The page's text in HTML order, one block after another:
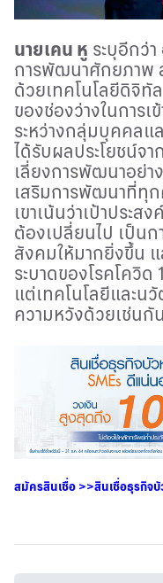
นายเคน หู ระบุอีกว่
การพัฒนาศักยภาพ
ด้วยเทคโนโลยีดิจิทั
ของช่องว่างในการ
ระหว่างกลุ่มบุคคลแ
ได้รับผลประโยชน์จ
เลี่ยงการพัฒนาอย่า
เสริมการพัฒนาที่ทุ
เขาเน้นว่าเป้าประ
ต้องเปลี่ยนไป เป็น
สังคมให้มากยิ่งขึ้น
ระบาดของโรคโควิด
แต่เทคโนโลยีและน
ความหวังด้วยเช่นกัน
สมัครสินเชื่อ >>สินเชื่อธุรกิจบั